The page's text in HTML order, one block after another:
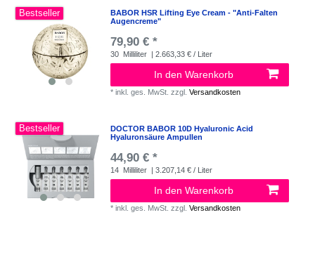
Bestseller
BABOR HSR Lifting Eye Cream - "Anti-Falten
Augencreme"
79,90 € *
30 Milliliter | 2.663,33 € / Liter
In den Warenkorb
*inkl. ges. MwSt. zzgl.Versandkosten
Bestseller
DOCTOR BABOR 10D Hyaluronic Acid
Hyaluronsäure Ampullen
44,90 € *
14 Milliliter | 3.207,14 € / Liter
In den Warenkorb
*inkl. ges. MwSt. zzgl.Versandkosten